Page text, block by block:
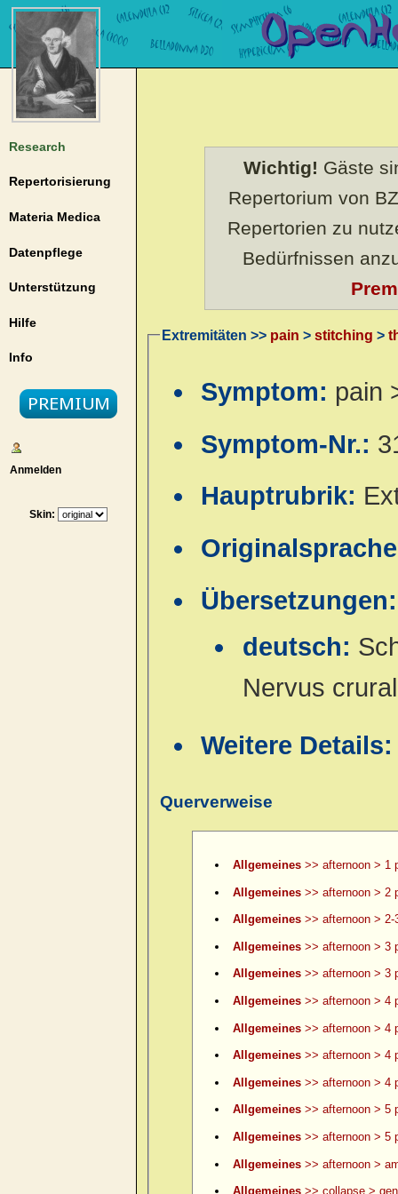
Research
Repertorisierung
Materia Medica
Datenpflege
Unterstützung
Hilfe
Info
Anmelden
Skin:
Wichtig! Gäste
Repertorium von
Repertorien zu
Bedürfnissen
Extremitäten >> pain > stitching >
Symptom: pain
Symptom-Nr.:
Hauptrubrik:
Übersetzungen:
deutsch:
Nervus
Weitere
Querverweise
Allgemeines>> afternoon > 1
Allgemeines>> afternoon > 2
Allgemeines>> afternoon > 2-
Allgemeines>> afternoon > 3
Allgemeines>> afternoon > 3
Allgemeines>> afternoon > 4
Allgemeines>> afternoon > 4
Allgemeines>> afternoon > 4
Allgemeines>> afternoon > 4
Allgemeines>> afternoon > 5
Allgemeines>> afternoon > 5
Allgemeines>> afternoon >
Allgemeines>> collapse >